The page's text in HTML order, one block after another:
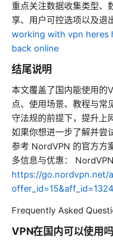
重点关注数据收集类型、
享、用户可控选项以及退
working with vpn heres
back online
结尾说明
本文覆盖了国内能使用的
点、使用场景、教程与常
守法规的前提下，提升上
如果你想进一步了解并尝
参考 NordVPN 的官方方
多信息与优惠：
https://go.nordvpn.net/
Frequently Asked
VPN在国内可以使用吗